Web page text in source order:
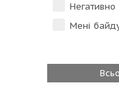
Негативно
Мені